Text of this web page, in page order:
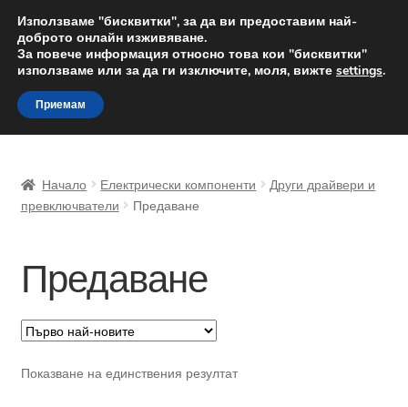
ДОСТАВКА от 12 лв.
Доставка по целия свят
Skip
to
navigation
Skip
to
content
Доставка по целия свят
За нас
Количка
Начало Електрически компоненти
Други драйвери и
превключватели
Предаване
Предаване
Показване на единствения резултат
Използваме "бисквитки", за да ви предоставим най-
доброто онлайн изживяване.
За повече информация относно това кои "бисквитки"
използваме или за да ги изключите, моля, вижте settings.
Приемам